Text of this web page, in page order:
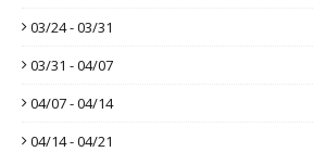
03/24 - 03/31
03/31 - 04/07
04/07 - 04/14
04/14 - 04/21